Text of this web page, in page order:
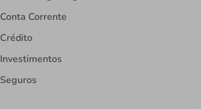
Conta Corrente
Crédito
Investimentos
Seguros